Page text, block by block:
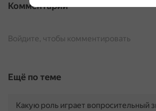
Комментарии
Войдите, чтобы комментировать
Ещё по теме
Какую роль играет вопросительный